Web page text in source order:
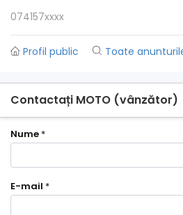
074157xxxx
Profil public Toate
Contactați MOTO (vânzător)
Nume *
E-mail *